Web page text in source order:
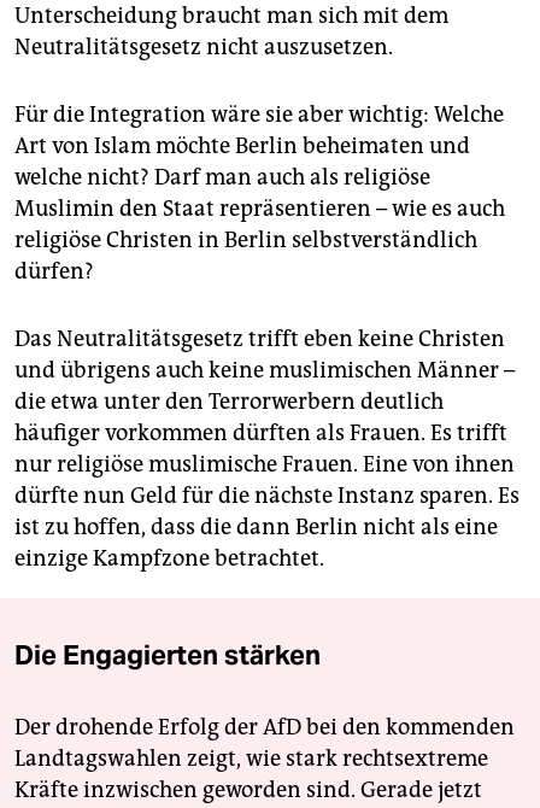
Unterscheidung braucht man sich mit dem
Neutralitätsgesetz nicht auszusetzen.
Für die Integration wäre sie aber wichtig: Welche
Art von Islam möchte Berlin beheimaten und
welche nicht? Darf man auch als religiöse
Muslimin den Staat repräsentieren – wie es auch
religiöse Christen in Berlin selbstverständlich
dürfen?
Das Neutralitätsgesetz trifft eben keine Christen
und übrigens auch keine muslimischen Männer –
die etwa unter den Terrorwerbern deutlich
häufiger vorkommen dürften als Frauen. Es trifft
nur religiöse muslimische Frauen. Eine von ihnen
dürfte nun Geld für die nächste Instanz sparen. Es
ist zu hoffen, dass die dann Berlin nicht als eine
einzige Kampfzone betrachtet.
Die Engagierten stärken
Der drohende Erfolg der AfD bei den kommenden
Landtagswahlen zeigt, wie stark rechtsextreme
Kräfte inzwischen geworden sind. Gerade jetzt